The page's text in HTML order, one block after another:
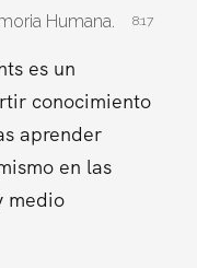
Humana. 8:17
es un
conocimiento
aprender
en las
medio